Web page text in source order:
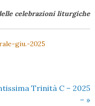
celebrazioni liturgiche
giu.-2025
Trinità C – 2025
– »